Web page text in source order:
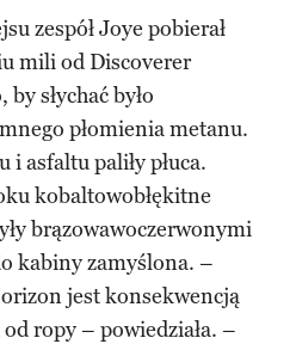
zespół Joye pobierał
mili od Discoverer
słychać było
płomienia metanu.
i asfaltu paliły płuca.
kobaltowobłękitne
brązowawoczerwonymi
kabiny zamyślona. –
jest konsekwencją
ropy – powiedziała. –